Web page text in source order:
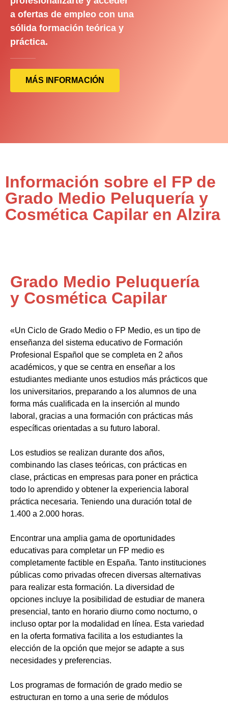
a ofertas de empleo con una
sólida formación teórica y
práctica.
MÁS INFORMACIÓN
Información sobre el FP de
Grado Medio Peluquería y
Cosmética Capilar en Alzira
Grado Medio Peluquería
y Cosmética Capilar
«Un Ciclo de Grado Medio o FP Medio, es un tipo de
enseñanza del sistema educativo de Formación
Profesional Español que se completa en 2 años
académicos, y que se centra en enseñar a los
estudiantes mediante unos estudios más prácticos que
los universitarios, preparando a los alumnos de una
forma más cualificada en la inserción al mundo
laboral, gracias a una formación con prácticas más
específicas orientadas a su futuro laboral.
Los estudios se realizan durante dos años,
combinando las clases teóricas, con prácticas en
clase, prácticas en empresas para poner en práctica
todo lo aprendido y obtener la experiencia laboral
práctica necesaria. Teniendo una duración total de
1.400 a 2.000 horas.
Encontrar una amplia gama de oportunidades
educativas para completar un FP medio es
completamente factible en España. Tanto instituciones
públicas como privadas ofrecen diversas alternativas
para realizar esta formación. La diversidad de
opciones incluye la posibilidad de estudiar de manera
presencial, tanto en horario diurno como nocturno, o
incluso optar por la modalidad en línea. Esta variedad
en la oferta formativa facilita a los estudiantes la
elección de la opción que mejor se adapte a sus
necesidades y preferencias.
Los programas de formación de grado medio se
estructuran en torno a una serie de módulos